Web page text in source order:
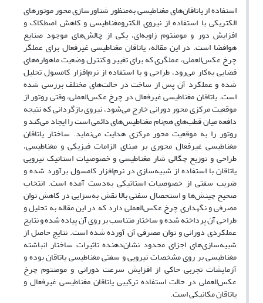
استفاده از یاتاقان‌های مغناطیسی به‌منظور شناورسازی محور موتورهای
الکتریکی با استفاده از نیروی الکترومغناطیسی و کاهش اصطکاک و
افزایش دور و مومنتوم زاویه‌ای، یکی از چالش‌های موجود صنایع
هوافضا است. در این مقاله، یاتاقان مغناطیسی غیرفعال برای عملگر
چرخ عکس‌العملی، عملگری که برای تغییر و کنترل وضعیت ماهواره‌های
فضایی به‌کار می‌رود، طراحی و با استفاده از نرم‌افزار کامسول تحلیل
شده و عملکرد آن پس از ساخت در حالت‌های مختلف بررسی شده
است. یاتاقان مغناطیسی غیرفعال در چرخ عکس‌العملی، وقتی روتور از
موقعیت مرکزی محور دورانی خارج می‌شود، نیروی بازگردانی که نتیجه
دافعه میان قطب‌های هم‌نام مغناطیس‌های دائمی است را ایجاد می‌کند و
روتور را به موقعیت محور مرکزی هدایت می‌نماید. ساختار یاتاقان
مغناطیسی غیرفعال محوری بر مبنای الزامات فیزیکی و مغناطیسی،
طراحی و توزیع چگالی شار مغناطیسی و خصوصیات استاتیک نیرویی
یاتاقان با استفاده از شبیه‌سازی در نرم‌افزار کامسول برآورد شده و
ضریب سفتی از خصوصیات استاتیکی به‌دست آمده است. انتخاب
صحیح چینش‌ها و استحصال سفتی بالا نقش به‌سزایی در کاهش توان
مصرفی و نگهداری چرخ عکس‌العملی دارد که در این مقاله به تحلیل و
طراحی آن پرداخته شده و ساختار متناسب بر روی آن پیاده شده و نتایج
عملکردی دورانی و توان مصرفی آن آورده شده است. نتایج حاصل از
شبیه‌سازی‌های اجزای محدود نشان‌دهنده تاثیرات ساختار انباشته
مغناطیسی بر روی مشخصات نیرویی و سفتی مغناطیسی یاتاقان بوده و
آزمایشات تجربی حاکی از افزایش سرعت دورانی و مومنتوم چرخ
عکس‌العملی در حالت استفاده ترکیبی یاتاقان مغناطیسی غیرفعال و
یاتاقان مکانیکی است.